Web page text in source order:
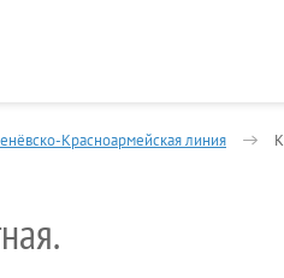
Красноармейская линия